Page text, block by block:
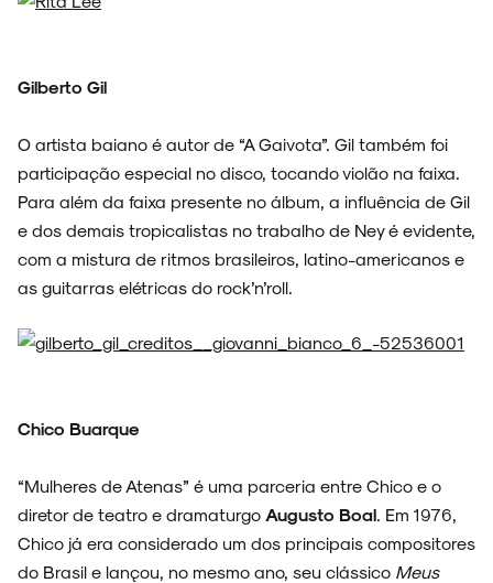
Gilberto Gil
O artista baiano é autor de “A Gaivota”. Gil também foi
participação especial no disco, tocando violão na faixa.
Para além da faixa presente no álbum, a influência de Gil
e dos demais tropicalistas no trabalho de Ney é evidente,
com a mistura de ritmos brasileiros, latino-americanos e
as guitarras elétricas do rock’n’roll.
Chico Buarque
“Mulheres de Atenas” é uma parceria entre Chico e o
diretor de teatro e dramaturgo Augusto Boal . Em 1976,
Chico já era considerado um dos principais compositores
do Brasil e lançou, no mesmo ano, seu clássico Meus